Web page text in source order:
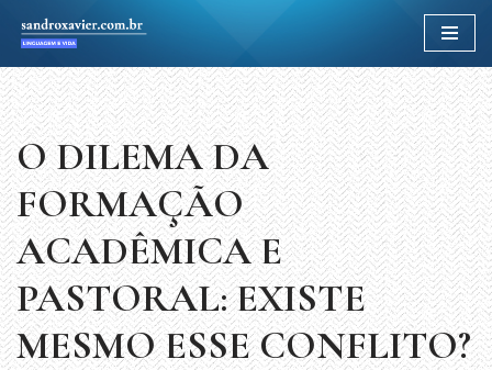
para
o
conteúdo
O DILEMA DA
FORMAÇÃO
ACADÊMICA E
PASTORAL: EXISTE
MESMO ESSE CONFLITO?